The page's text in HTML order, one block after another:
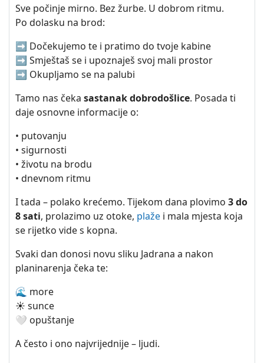
Sve počinje mirno. Bez žurbe. U dobrom ritmu.
Po dolasku na brod:
➡️ Dočekujemo te i pratimo do tvoje kabine
➡️ Smještaš se i upoznaješ svoj mali prostor
➡️ Okupljamo se na palubi
Tamo nas čeka sastanak dobrodošlice. Posada ti
daje osnovne informacije o:
• putovanju
• sigurnosti
• životu na brodu
• dnevnom ritmu
I tada – polako krećemo. Tijekom dana plovimo 3 do
8 sati, prolazimo uz otoke, plaže i mala mjesta koja
se rijetko vide s kopna.
Svaki dan donosi novu sliku Jadrana a nakon
planinarenja čeka te:
🌊 more
☀️ sunce
🤍 opuštanje
A često i ono najvrijednije – ljudi.